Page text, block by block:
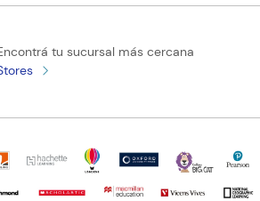
tu sucursal más cercana